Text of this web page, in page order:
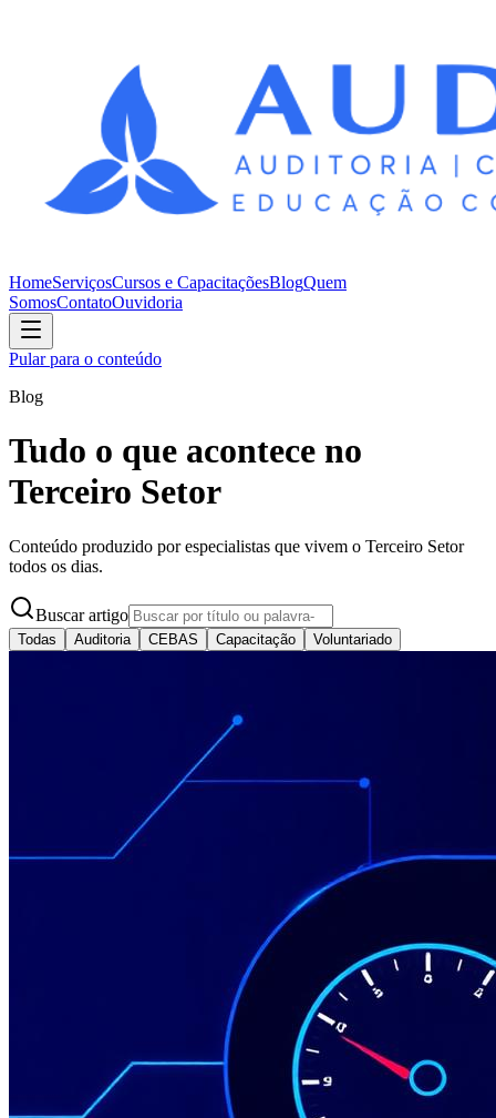
HomeServiçosCursos e CapacitaçõesBlogQuem
SomosContatoOuvidoria
Pular para o conteúdo
Blog
Tudo o que acontece no
Terceiro Setor
Conteúdo produzido por especialistas que vivem o Terceiro Setor
todos os dias.
Buscar artigo
Todas Auditoria CEBAS Capacitação Voluntariado